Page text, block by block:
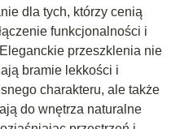
dla tych, którzy cenią
funkcjonalności i
przeszklenia nie
bramie lekkości i
charakteru, ale także
do wnętrza naturalne